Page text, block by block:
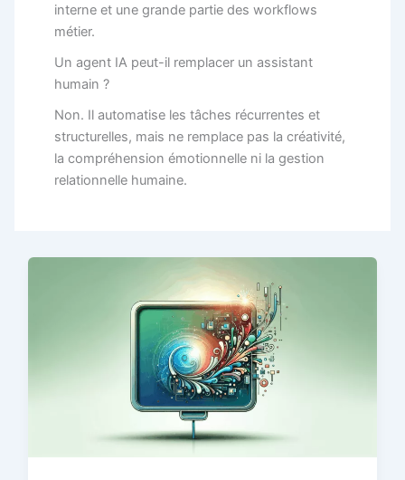
interne et une grande partie des workflows
métier.
Un agent IA peut-il remplacer un assistant
humain ?
Non. Il automatise les tâches récurrentes et
structurelles, mais ne remplace pas la créativité,
la compréhension émotionnelle ni la gestion
relationnelle humaine.